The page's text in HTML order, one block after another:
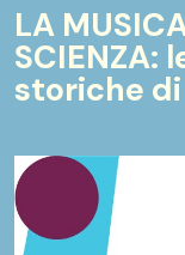
LA
SCIENZA:
storiche di